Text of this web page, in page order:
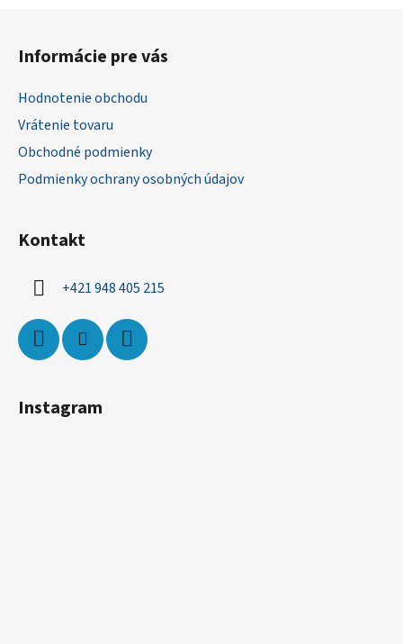
Informácie pre vás
Hodnotenie obchodu
Vrátenie tovaru
Obchodné podmienky
Podmienky ochrany osobných údajov
Kontakt
+421 948 405 215
Instagram